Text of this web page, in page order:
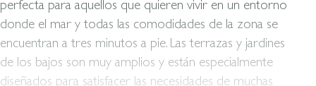
perfecta para aquellos que quieren vivir en un entorno
donde el mar y todas las comodidades de la zona se
encuentran a tres minutos a pie. Las terrazas y jardines
de los bajos son muy amplios y están especialmente
diseñados para satisfacer las necesidades de muchas